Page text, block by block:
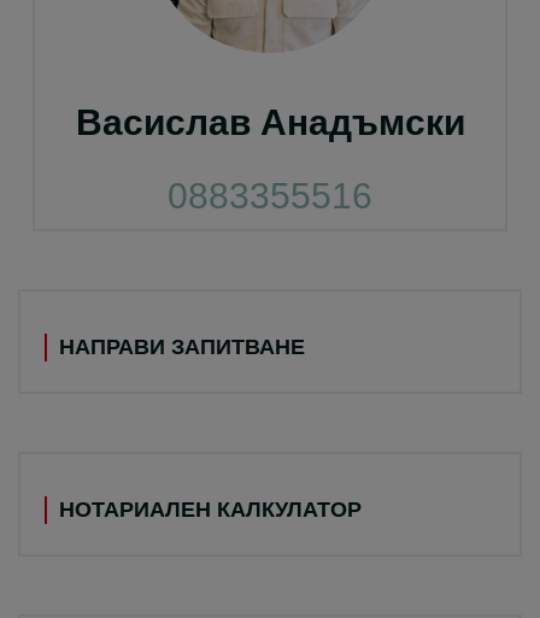
Васислав Анадъмски
0883355516
НОТАРИАЛЕН КАЛКУЛАТОР
НАПРАВИ ЗАПИТВАНЕ